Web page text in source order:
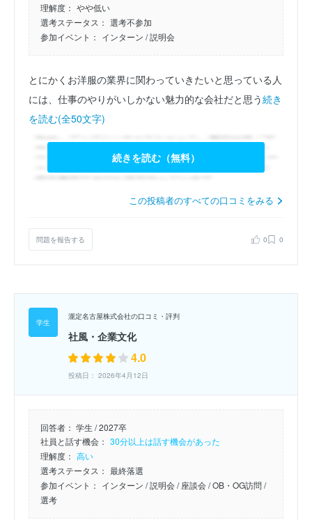
理解度： やや低い
選考ステータス： 選考不参加
参加イベント： インターン / 説明会
とにかくお洋服の業界に関わっていきたいと思っている人
には、仕事のやりがいしかない魅力的な会社だと思う続き
を読む(全50文字)
続きを読む（無料）
この投稿者のすべての口コミをみる
問題を報告する 0 0
瀧定名古屋株式会社の口コミ・評判
社風・企業文化
4.0
投稿日： 2026年4月12日
回答者： 学生 / 2027卒
社員と話す機会： 30分以上は話す機会があった
理解度： 高い
選考ステータス： 最終落選
参加イベント： インターン / 説明会/ 座談会/ OB・OG訪問/
選考